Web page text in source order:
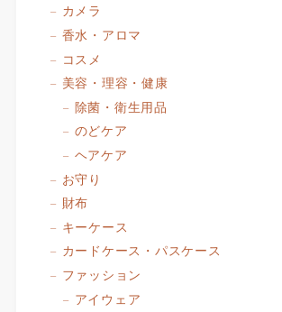
カメラ
香水・アロマ
コスメ
美容・理容・健康
除菌・衛生用品
のどケア
ヘアケア
お守り
財布
キーケース
カードケース・パスケース
ファッション
アイウェア